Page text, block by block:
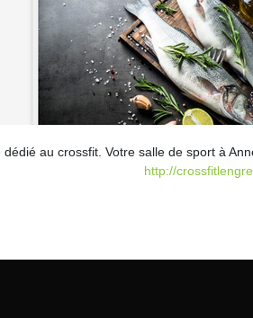
au crossfit. Votre salle de sport à
http://